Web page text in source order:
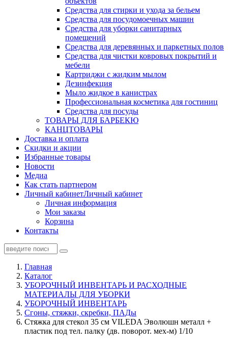
Средства для стирки и ухода за бельем
Средства для посудомоечных машин
Средства для уборки санитарных
помещений
Средства для деревянных и паркетных полов
Средства для чистки ковровых покрытий и
мебели
Картриджи с жидким мылом
Дезинфекция
Мыло жидкое в канистрах
Профессиональная косметика для гостиниц
Средства для посуды
ТОВАРЫ ДЛЯ БАРБЕКЮ
КАНЦТОВАРЫ
Доставка и оплата
Скидки и акции
Избранные товары
Новости
Медиа
Как стать партнером
Личный кабинетЛичный кабинет
Личная информация
Мои заказы
Корзина
Контакты
Главная
Каталог
УБОРОЧНЫЙ ИНВЕНТАРЬ И РАСХОДНЫЕ
МАТЕРИАЛЫ ДЛЯ УБОРКИ
УБОРОЧНЫЙ ИНВЕНТАРЬ
Сгоны, стяжки, скребки, ПАДы
Стяжка для стекол 35 см VILEDA Эволюшн металл +
пластик под тел. палку (дв. поворот. мех-м) 1/10